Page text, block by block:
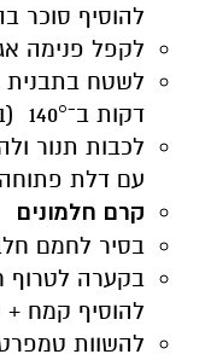
להוסיף סוכר
לקפל פנימה
דקות ב־140° (בלי השחמה).
עם דלת
קרם חלמונים
בסיר לחמם
בקערה לטרוף
להוסיף קמח +
להשוות